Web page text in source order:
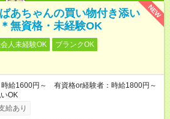
NEW
あちゃんの買い物付き添い
無資格・未経験OK
人未経験OK
ブランクOK
時給1600円～ 有資格or経験者：時給1800円～
OK
給あり